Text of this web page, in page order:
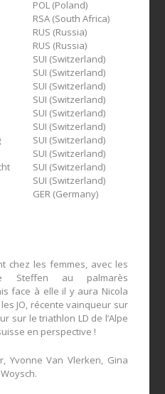
POL (Poland)
RSA (South Africa)
RUS (Russia)
RUS (Russia)
SUI (Switzerland)
SUI (Switzerland)
SUI (Switzerland)
SUI (Switzerland)
SUI (Switzerland)
SUI (Switzerland)
SUI (Switzerland)
SUI (Switzerland)
SUI (Switzerland)
SUI (Switzerland)
GER (Germany)
chez les femmes, avec les
Steffen au palmarès
face à elle il y aura Nicola
JO, récente vainqueur sur
sur le triathlon LD de l’Alpe
en perspective !
Yvonne Van Vlerken, Gina